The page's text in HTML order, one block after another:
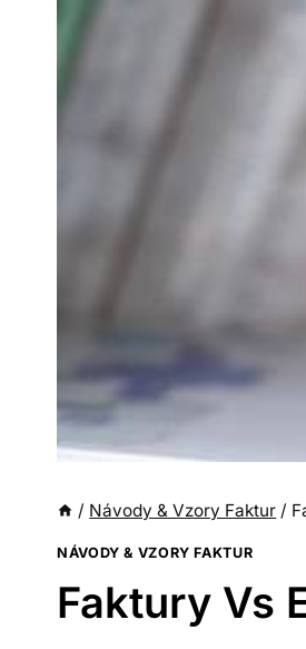
/ Návody & Vzory Faktur /
NÁVODY & VZORY FAKTUR
Faktury Vs